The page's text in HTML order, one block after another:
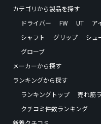
カテゴリから製品を探す
ドライバー
FW UT ア
シャフト
グリップ シュ
グローブ
メーカーから探す
ランキングから探す
ランキングトップ
売れ筋
クチコミ件数ランキング